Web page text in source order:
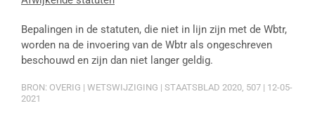
Bepalingen in de statuten, die niet in lijn zijn met de Wbtr,
worden na de invoering van de Wbtr als ongeschreven
beschouwd en zijn dan niet langer geldig.
BRON: OVERIG | WETSWIJZIGING | STAATSBLAD 2020, 507 | 12-05-
2021